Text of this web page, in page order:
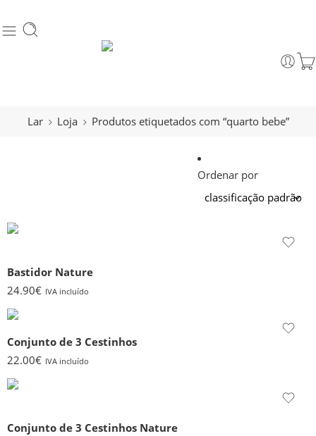
Lar Loja Produtos etiquetados com “quarto bebe”
Ordenar por
Bastidor Nature
24.90€ IVA incluído
Conjunto de 3 Cestinhos
22.00€ IVA incluído
Conjunto de 3 Cestinhos Nature